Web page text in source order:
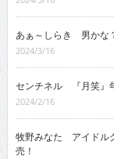
あぁ～しらき 男かな
2024/3/16
センチネル 『月笑』
2024/2/16
牧野みなた アイドル
売！